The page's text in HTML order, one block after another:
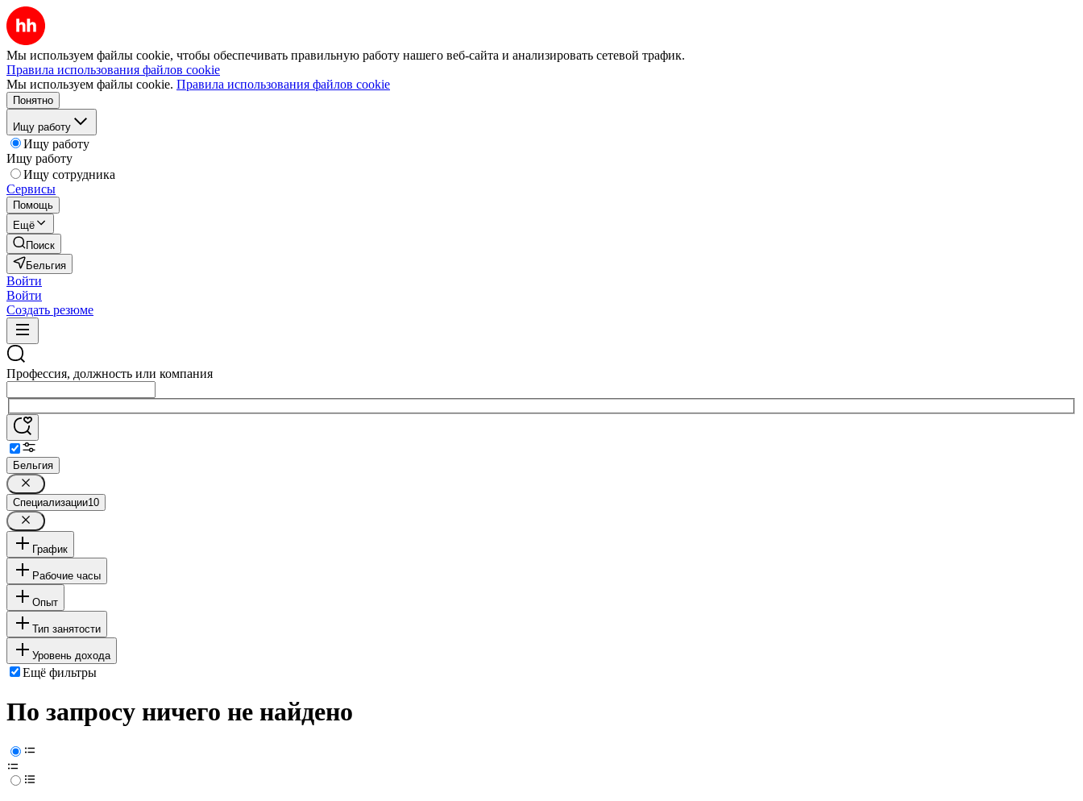
Мы используем файлы cookie, чтобы обеспечивать правильную работу нашего веб-сайта и анализировать сетевой трафик.
Правила использования файлов cookie
Мы используем файлы cookie. Правила использования файлов cookie
Понятно
Ищу работу
Ищу работу
Ищу работу
Ищу сотрудника
Сервисы
Помощь
Ещё
Поиск
Бельгия
Войти
Войти
Создать резюме
Профессия, должность или компания
Бельгия
Специализации10
График
Рабочие часы
Опыт
Тип занятости
Уровень дохода
Ещё фильтры
По запросу ничего не найдено